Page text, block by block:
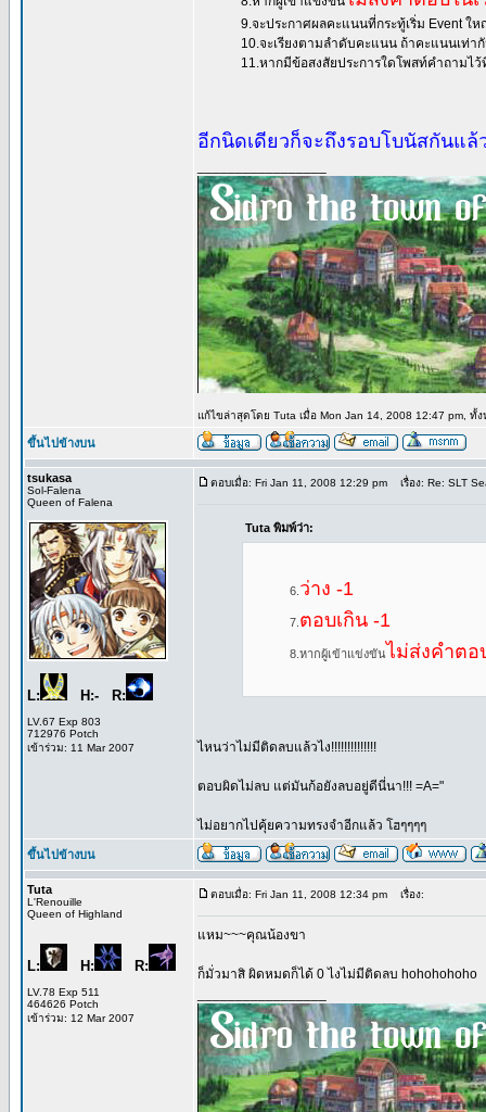
9.จะประกาศผลคะแนนที่กระทู้เริ่ม Event ใ
10.จะเรียงตามลำดับคะแนน ถ้าคะแนนเท่า
11.หากมีข้อสงสัยประการใดโพสท์คำถามไว้
อีกนิดเดียวก็จะถึงรอบโบนัสกันแล้
แก้ไขล่าสุดโดย Tuta เมื่อ Mon Jan 14, 2008 12:47 pm, ทั้
ขึ้นไปข้างบน
tsukasa
Sol-Falena
Queen of Falena
L: H:- R:
LV.67 Exp 803
712976 Potch
เข้าร่วม: 11 Mar 2007
ตอบเมื่อ: Fri Jan 11, 2008 12:29 pm เรื่อง: Re: SLT
Tuta พิมพ์ว่า:
6. ว่าง -1
7. ตอบเกิน -1
8.หากผู้เข้าแข่งขันไม่ส่งคำต
ไหนว่าไม่มีติดลบแล้วไง!!!!!!!!!!!!!!
ตอบผิดไม่ลบ แต่มันก้อยังลบอยู่ดีนี่นา!!! =A="
ไม่อยากไปคุ้ยความทรงจำอีกแล้ว โฮๆๆๆๆ
ขึ้นไปข้างบน
Tuta
L'Renouille
Queen of Highland
L: H: R:
LV.78 Exp 511
464626 Potch
เข้าร่วม: 12 Mar 2007
ตอบเมื่อ: Fri Jan 11, 2008 12:34 pm เรื่อง:
แหม~~~คุณน้องขา
ก็มั่วมาสิ ผิดหมดก็ได้ 0 ไงไม่มีติดลบ hohohohoho